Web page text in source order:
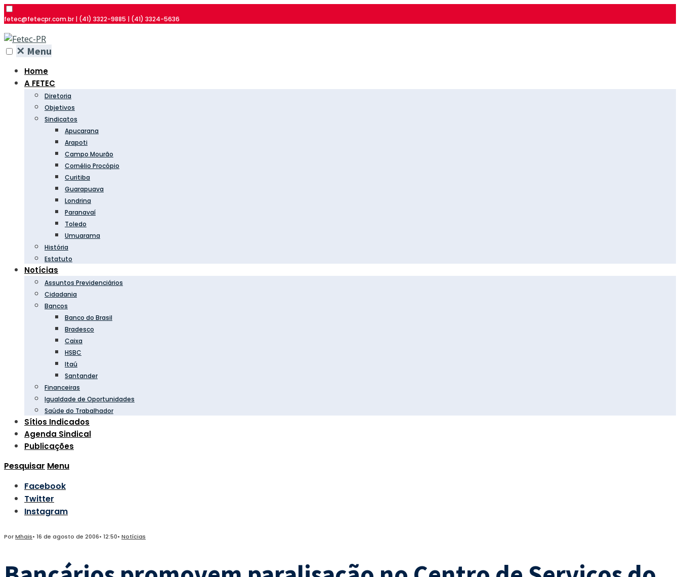
fetec@fetecpr.com.br | (41) 3322-9885 | (41) 3324-5636
✕ Menu
Home
A FETEC
Diretoria
Objetivos
Sindicatos
Apucarana
Arapoti
Campo Mourão
Cornélio Procópio
Curitiba
Guarapuava
Londrina
Paranavaí
Toledo
Umuarama
História
Estatuto
Notícias
Assuntos Previdenciários
Cidadania
Bancos
Banco do Brasil
Bradesco
Caixa
HSBC
Itaú
Santander
Financeiras
Igualdade de Oportunidades
Saúde do Trabalhador
Sítios Indicados
Agenda Sindical
Publicações
Pesquisar Menu
Facebook
Twitter
Instagram
PorMhais• 16 de agosto de 2006• 12:50• Notícias